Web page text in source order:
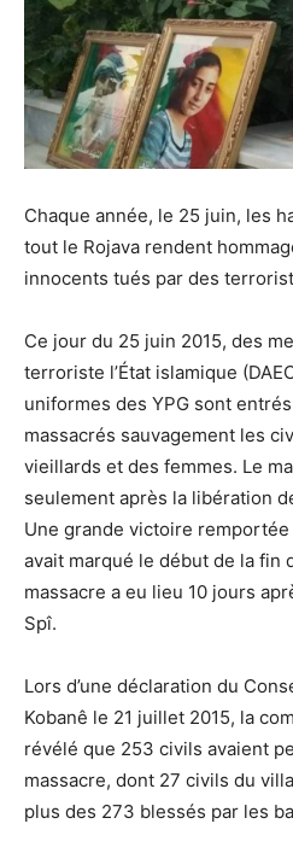
Chaque année, le 25 juin, les
tout le Rojava rendent
innocents tués par des
Ce jour du 25 juin 2015, des
terroriste l’État islamique
uniformes des YPG sont
massacrés sauvagement les
vieillards et des femmes. Le
seulement après la libération
Une grande victoire remportée
avait marqué le début de la fin
massacre a eu lieu 10 jours
Spî.
Lors d’une déclaration du
Kobanê le 21 juillet 2015, la
révélé que 253 civils avaient
massacre, dont 27 civils du
plus des 273 blessés par les